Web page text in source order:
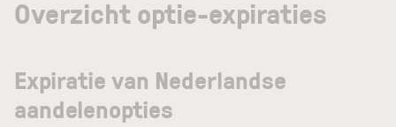
Overzicht optie-expiraties
Expiratie van Nederlandse
aandelenopties